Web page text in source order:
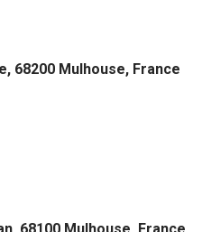
68200 Mulhouse, France